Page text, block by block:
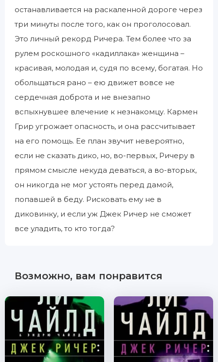
останавливается на раскаленной дороге через
три минуты после того, как он проголосовал.
Это личный рекорд Ричера. Тем более что за
рулем роскошного «кадиллака» женщина –
красивая, молодая и, судя по всему, богатая. Но
обольщаться рано – ею движет вовсе не
сердечная доброта и не внезапно
вспыхнувшее влечение к незнакомцу. Кармен
Грир угрожает опасность, и она рассчитывает
на его помощь. Ее план звучит невероятно,
если не сказать дико, но, во-первых, Ричеру в
прямом смысле некуда деваться, а во-вторых,
он никогда не мог устоять перед дамой,
попавшей в беду. Рисковать ему не в
диковинку, и если уж Джек Ричер не сможет
все уладить, то кто тогда?
Возможно, вам понравится